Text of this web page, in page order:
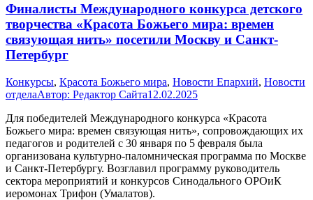
Финалисты Международного конкурса детского
творчества «Красота Божьего мира: времен
связующая нить» посетили Москву и Санкт-
Петербург
Конкурсы, Красота Божьего мира, Новости Епархий, Новости
отделаАвтор: Редактор Сайта12.02.2025
Для победителей Международного конкурса «Красота
Божьего мира: времен связующая нить», сопровождающих их
педагогов и родителей с 30 января по 5 февраля была
организована культурно-паломническая программа по Москве
и Санкт-Петербургу. Возглавил программу руководитель
сектора мероприятий и конкурсов Синодального ОРОиК
иеромонах Трифон (Умалатов).